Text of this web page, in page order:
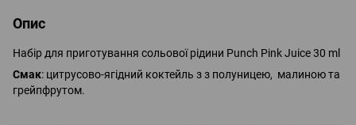
Опис
Набір для приготування сольової рідини Punch Pink Juice 30 ml
Смак: цитрусово-ягідний коктейль з з полуницею, малиною та
грейпфрутом.